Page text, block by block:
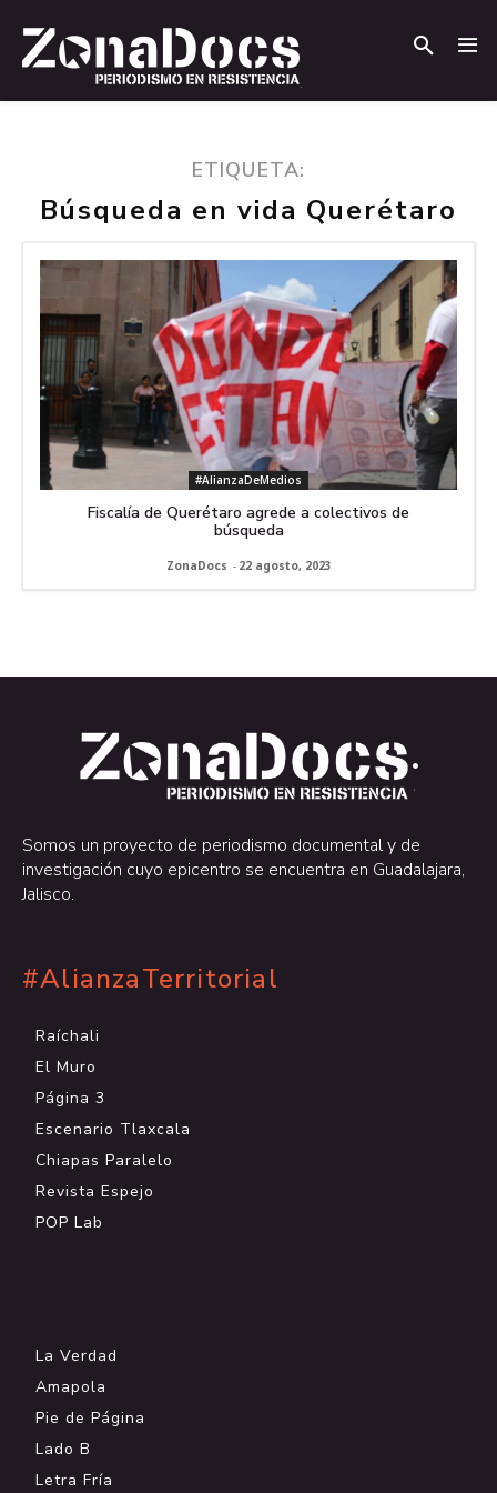
ETIQUETA:
Búsqueda en vida Querétaro
#AlianzaDeMedios
Fiscalía de Querétaro agrede a colectivos de
búsqueda
ZonaDocs - 22 agosto, 2023
.
.
Somos un proyecto de periodismo documental y de
investigación cuyo epicentro se encuentra en Guadalajara,
Jalisco.
#AlianzaTerritorial
Raíchali
El Muro
Página 3
Escenario Tlaxcala
Chiapas Paralelo
Revista Espejo
POP Lab
La Verdad
Amapola
Pie de Página
Lado B
Letra Fría